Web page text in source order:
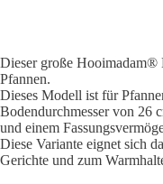
Dieser große Hooimadam®
Pfannen.
Dieses Modell ist für
Bodendurchmesser von 26
und einem
Diese Variante eignet sich
Gerichte und zum